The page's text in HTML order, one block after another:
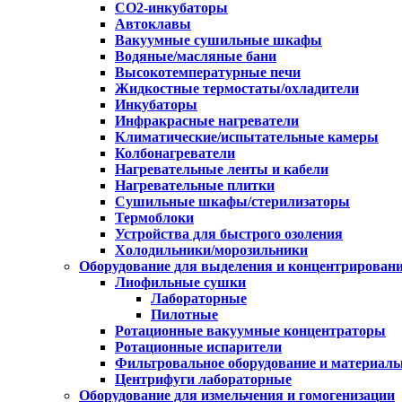
CO2-инкубаторы
Автоклавы
Вакуумные сушильные шкафы
Водяные/масляные бани
Высокотемпературные печи
Жидкостные термостаты/охладители
Инкубаторы
Инфракрасные нагреватели
Климатические/испытательные камеры
Колбонагреватели
Нагревательные ленты и кабели
Нагревательные плитки
Сушильные шкафы/стерилизаторы
Термоблоки
Устройства для быстрого озоления
Холодильники/морозильники
Оборудование для выделения и
Лиофильные сушки
Лабораторные
Пилотные
Ротационные вакуумные концентраторы
Ротационные испарители
Фильтровальное оборудование и
Центрифуги лабораторные
Оборудование для измельчения и гомогенизации